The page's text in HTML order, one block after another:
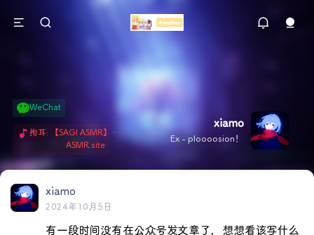
xiamo
Ex - ploooosion！
WeChat
掏耳: 【SAGI ASMR】今天就由阿米娅给博士掏耳吧「耳勺x鹅毛棒x吹气」 Hi-Res无损助眠 + 单刷: ASMR 精选4.0｜ 陪伴天花板 ✦扶扶の温柔哄睡 ✦ 顶级道具和语气词的交融 ✦ 扶桑大红花、
ASMR.site
xiamo
2024年10月5日
有一段时间没有在公众号发文章了，想想看该写什么